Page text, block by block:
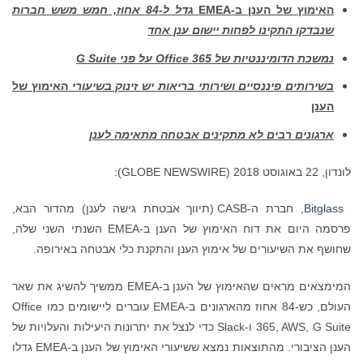
האימוץ של הענן ב-EMEA
גדל ל-84 אחוז, חמש משש חברות
שנבדקו התקינו לפחות יישום ענן אחד
נמשכת הדומיננטיות של Office 365על פני G Suite
בשירותים פיננסיים ושירותי בריאות יש זינוק בשיעוריהאימוץ של
הענן
ארגונים רבים לא מתקינים אבטחה מתאימה לענן
לונדון, 22 באוגוסט 2018 (GLOBE NEWSWIRE):
Bitglass
, חברת ה-CASB (תיווך אבטחת גישה לענן) מהדור הבא,
פרסמה היום את דוח האימוץ של הענן ב-EMEA השנתי השני שלה,
שחושף את השיעורים של אימוץ הענן והתקנת כלי אבטחה באירופה.
המימצאים מראים שהאימוץ של הענן ב-EMEA ממשיך להשיג את שאר
העולם, כש-84 אחוז מהארגונים ב-EMEA עוברים ליישומים כמו Office
365, AWS, G Suite ו-Slack כדי לנצל את יתרונות היעילות והעלויות של
הענן הציבורי. מהתוצאות נמצא ששיעורי האימוץ של הענן ב-EMEA גדלו